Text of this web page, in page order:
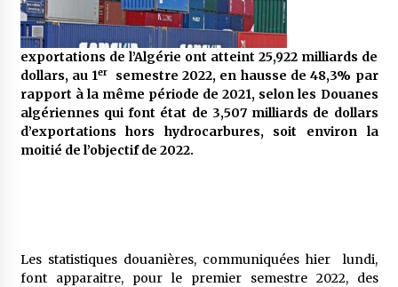
5 ans ago
Rencontre nocturne dans le désert (Un conte
touareg)
5 ans ago
Un conte targui/ Quand la tête est vide
5 ans ago
5 ans ago
exportations de l’Algérie ont atteint 25,922 milliards de
dollars, au 1er
semestre 2022, en hausse de 48,3% par
rapport à la même période de 2021, selon les Douanes
algériennes qui font état de 3,507 milliards de dollars
d’exportations hors hydrocarbures, soit environ la
moitié de l’objectif de 2022.
Les statistiques douanières, communiquées hier lundi,
font apparaitre, pour le premier semestre 2022, des